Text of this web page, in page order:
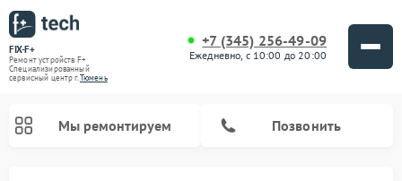
FIX-F+
Ремонт устройств F+
Специализированный
cервисный центр г.Тюмень
+7 (345) 256-49-09
Ежедневно, с 10:00 до 20:00
Мы ремонтируем Позвонить